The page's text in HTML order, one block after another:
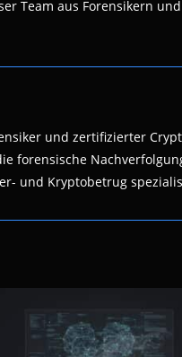
Team aus Forensikern
und zertifizierter
forensische
und Kryptobetrug